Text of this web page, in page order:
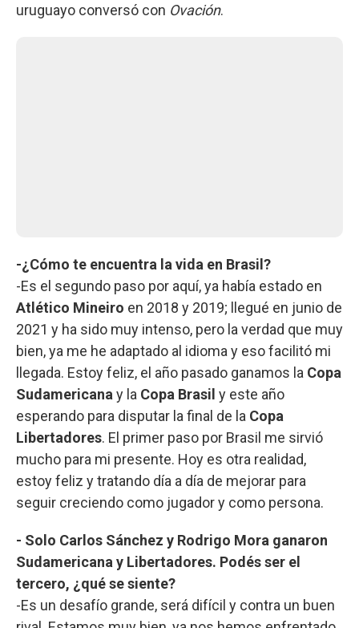
uruguayo conversó con Ovación.
-¿Cómo te encuentra la vida en Brasil?
-Es el segundo paso por aquí, ya había estado en
Atlético Mineiro en 2018 y 2019; llegué en junio de
2021 y ha sido muy intenso, pero la verdad que muy
bien, ya me he adaptado al idioma y eso facilitó mi
llegada. Estoy feliz, el año pasado ganamos la Copa
Sudamericana y la Copa Brasil y este año
esperando para disputar la final de la Copa
Libertadores. El primer paso por Brasil me sirvió
mucho para mi presente. Hoy es otra realidad,
estoy feliz y tratando día a día de mejorar para
seguir creciendo como jugador y como persona.
- Solo Carlos Sánchez y Rodrigo Mora ganaron
Sudamericana y Libertadores. Podés ser el
tercero, ¿qué se siente?
-Es un desafío grande, será difícil y contra un buen